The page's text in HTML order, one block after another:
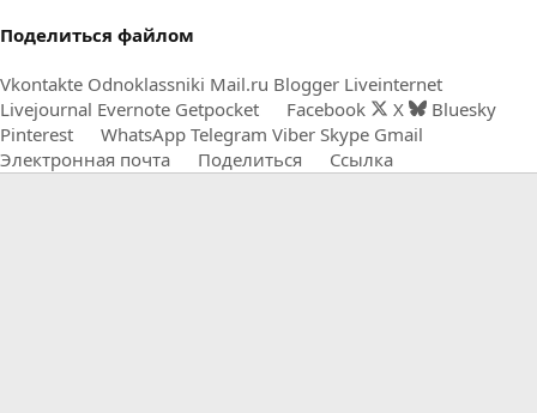
Поделиться файлом
Vkontakte Odnoklassniki Mail.ru Blogger Liveinternet
Livejournal Evernote Getpocket Facebook X
Bluesky
Pinterest
WhatsApp Telegram Viber Skype Gmail
Электронная почта
Поделиться Ссылка